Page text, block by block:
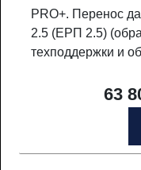
PRO+. Перенос
2.5 (ЕРП 2.5)
техподдержки и
63